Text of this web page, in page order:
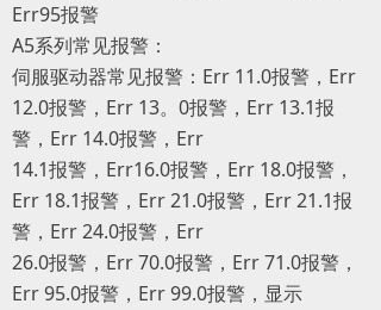
Err95报警
A5系列常见报警：
伺服驱动器常见报警：Err 11.0报警，Err
12.0报警，Err 13。0报警，Err 13.1报
警，Err 14.0报警，Err
14.1报警，Err16.0报警，Err 18.0报警，
Err 18.1报警，Err 21.0报警，Err 21.1报
警，Err 24.0报警，Err
26.0报警，Err 70.0报警，Err 71.0报警，
Err 95.0报警，Err 99.0报警，显示